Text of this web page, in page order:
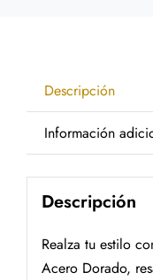
Descripción
Información
Descripción
Realza tu estilo
Acero Dorado,